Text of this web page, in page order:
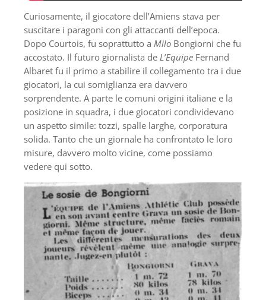
Curiosamente, il giocatore dell’Amiens stava per
suscitare i paragoni con gli attaccanti dell’epoca.
Dopo Courtois, fu soprattutto a Milo Bongiorni che fu
accostato. Il futuro giornalista de L’Equipe Fernand
Albaret fu il primo a stabilire il collegamento tra i due
giocatori, la cui somiglianza era davvero
sorprendente. A parte le comuni origini italiane e la
posizione in squadra, i due giocatori condividevano
un aspetto simile: tozzi, spalle larghe, corporatura
solida. Tanto che un giornale ha confrontato le loro
misure, davvero molto vicine, come possiamo
vedere qui sotto.